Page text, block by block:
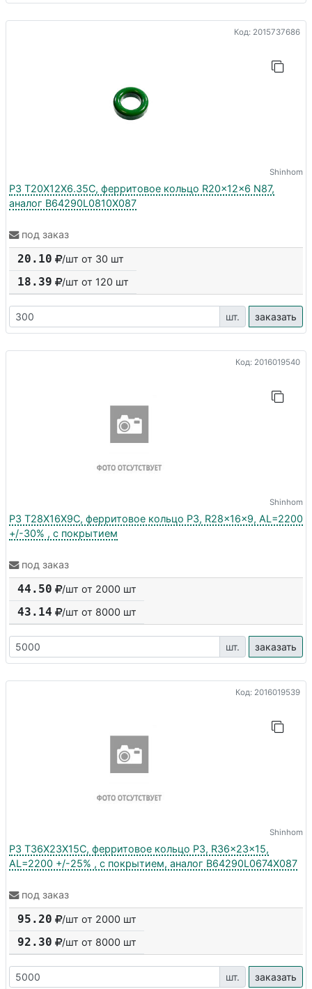
Код: 2015737686
Shinhom
P3 T20X12X6.35C, ферритовое кольцо R20x12x6 N87,
аналог B64290L0810X087
под заказ
20.10 /шт от 30 шт
18.39 /шт от 120 шт
шт. заказать
Код: 2016019540
Shinhom
P3 T28X16X9C, ферритовое кольцо P3, R28x16x9, AL=2200
+/-30% , с покрытием
под заказ
44.50 /шт от 2000 шт
43.14 /шт от 8000 шт
шт. заказать
Код: 2016019539
Shinhom
P3 T36X23X15C, ферритовое кольцо P3, R36x23x15,
AL=2200 +/-25% , с покрытием, аналог B64290L0674X087
под заказ
95.20 /шт от 2000 шт
92.30 /шт от 8000 шт
шт. заказать